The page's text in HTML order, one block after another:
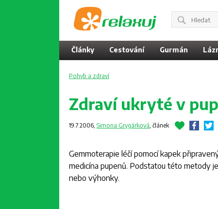
Články Cestování Gurmán
Pohyb a zdraví
Zdraví ukryté v
19.7.2006, Simona Grygárková, článek
Gemmoterapie léčí pomocí kapek
medicína pupenů. Podstatou této metody
nebo výhonky.